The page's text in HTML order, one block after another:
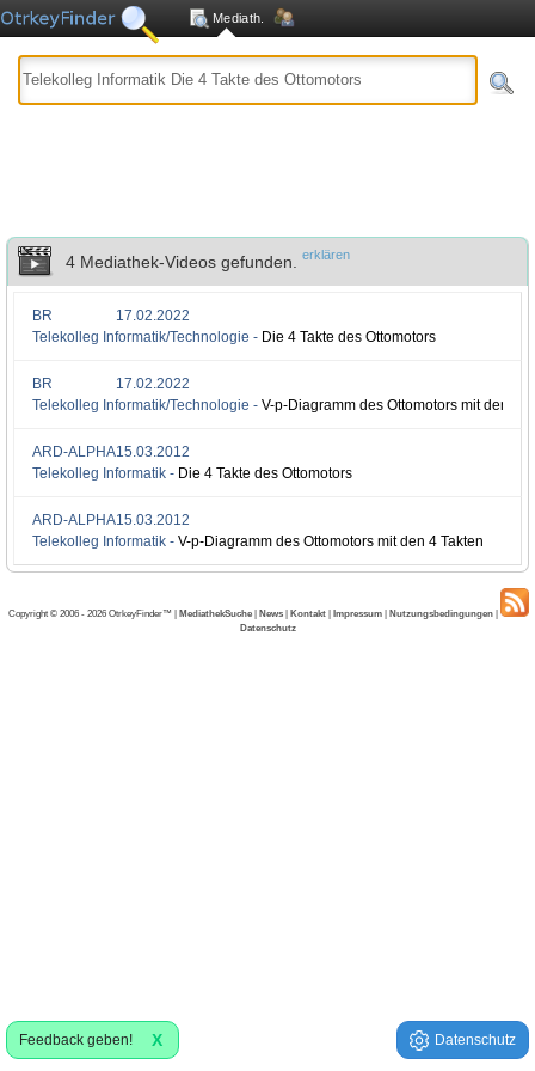
Mediath.
4 Mediathek-Videos gefunden. erklären
BR
17.02.2022
Telekolleg Informatik/Technologie - Die 4 Takte des Ottomotors
BR
17.02.2022
Telekolleg Informatik/Technologie - V-p-Diagramm des Ottomotors mit den 4
ARD-ALPHA15.03.2012
Telekolleg Informatik - Die 4 Takte des Ottomotors
ARD-ALPHA15.03.2012
Telekolleg Informatik - V-p-Diagramm des Ottomotors mit den 4 Takten
Copyright © 2006 - 2026 OtrkeyFinder™ | MediathekSuche | News | Kontakt | Impressum | Nutzungsbedingungen |
Datenschutz
Feedback geben! X Datenschutz